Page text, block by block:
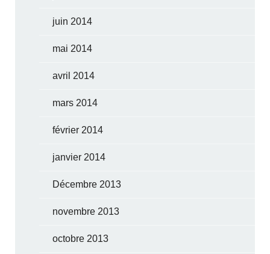
juin 2014
mai 2014
avril 2014
mars 2014
février 2014
janvier 2014
Décembre 2013
novembre 2013
octobre 2013